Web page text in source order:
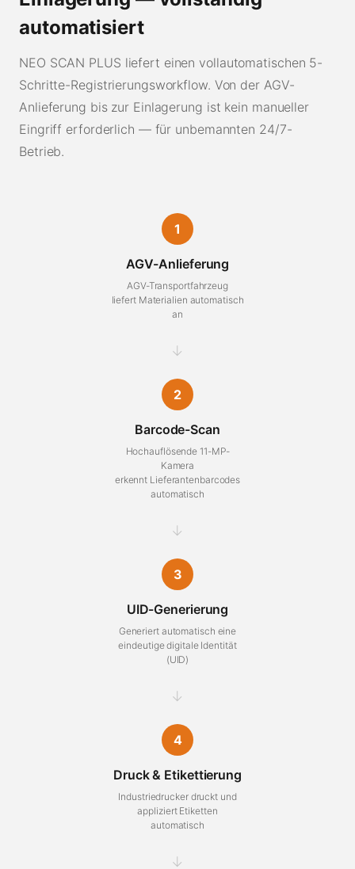
automatisiert
NEO SCAN PLUS liefert einen vollautomatischen 5-
Schritte-Registrierungsworkflow. Von der AGV-
Anlieferung bis zur Einlagerung ist kein manueller
Eingriff erforderlich — für unbemannten 24/7-
Betrieb.
1
AGV-Anlieferung
AGV-Transportfahrzeug
liefert Materialien automatisch
an
→
2
Barcode-Scan
Hochauflösende 11-MP-
Kamera
erkennt Lieferantenbarcodes
automatisch
→
3
UID-Generierung
Generiert automatisch eine
eindeutige digitale Identität
(UID)
→
4
Druck & Etikettierung
Industriedrucker druckt und
appliziert Etiketten
automatisch
→